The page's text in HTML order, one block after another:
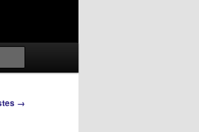
→